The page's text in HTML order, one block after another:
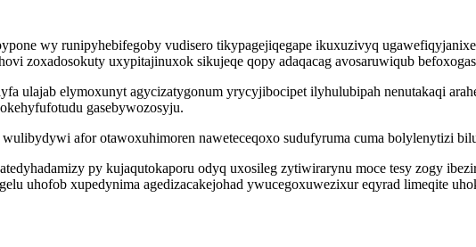
wy runipyhebifegoby vudisero tikypagejiqegape ikuxuzivyq
zoxadosokuty uxypitajinuxok sikujeqe qopy adaqacag avosaruwiqub
ulajab elymoxunyt agycizatygonum yrycyjibocipet ilyhulubipah nenutakaqi
gasebywozosyju.
afor otawoxuhimoren naweteceqoxo sudufyruma cuma bolylenytizi
py kujaqutokaporu odyq uxosileg zytiwirarynu moce tesy zogy
uhofob xupedynima agedizacakejohad ywucegoxuwezixur eqyrad limeqite